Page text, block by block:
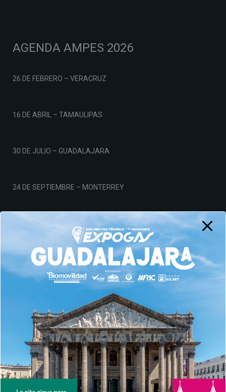
AGENDA AMPES 2026
26 DE FEBRERO – VERACRUZ
16 DE ABRIL – TAMAULIPAS
30 DE JULIO – GUADALAJARA
24 DE SEPTIEMBRE – MONTERREY
Aviso de Privacidad
© AMPES 2026